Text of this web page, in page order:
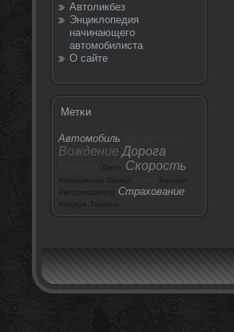
Автоликбез
Энциклопедия
начинающего
автомобилиста
О сайте
Метκи
Автомобиль
Вождение Дорога
Скорость
Страхование